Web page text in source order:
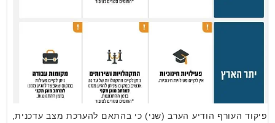
פיקוד העורף הודיע הערב (שני) כי בהתאם להערכת מצב עדכנית,